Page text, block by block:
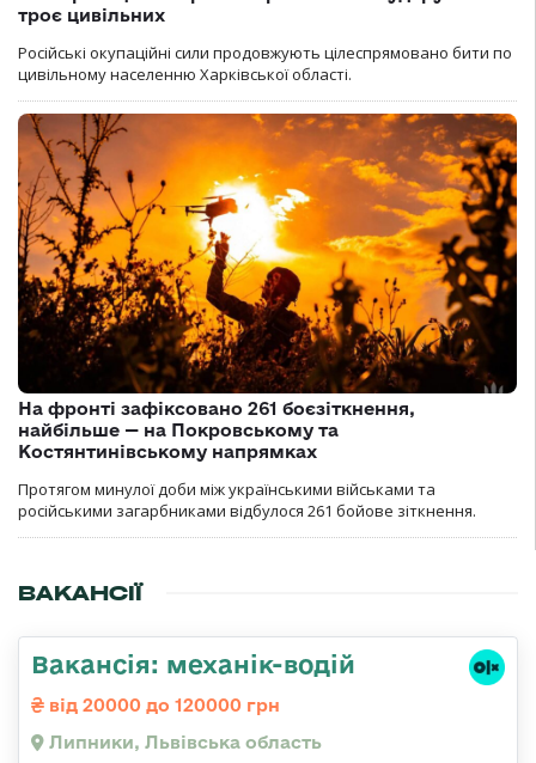
троє цивільних
Російські окупаційні сили продовжують цілеспрямовано бити по
цивільному населенню Харківської області.
На фронті зафіксовано 261 боєзіткнення,
найбільше — на Покровському та
Костянтинівському напрямках
Протягом минулої доби між українськими військами та
російськими загарбниками відбулося 261 бойове зіткнення.
ВАКАНСІЇ
Вакансія: механік-водій
від 20000 до 120000 грн
Липники, Львівська область